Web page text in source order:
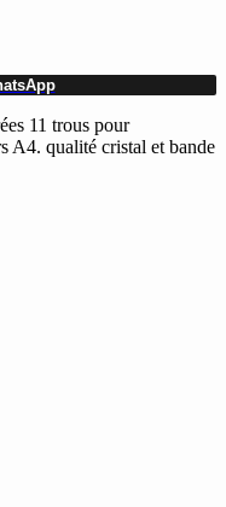
11 trous pour
A4. qualité cristal et bande